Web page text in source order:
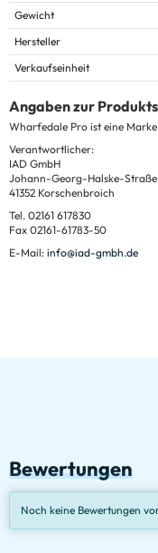
Gewicht
Hersteller
Verkaufseinheit
Angaben zur
Wharfedale Pro ist eine
Verantwortlicher:
IAD GmbH
Johann-Georg-Halske-Straße
41352 Korschenbroich
Tel. 02161 617830
Fax 02161-61783-50
E-Mail: info@iad-gmbh.de
Bewertungen
Noch keine Bewertungen